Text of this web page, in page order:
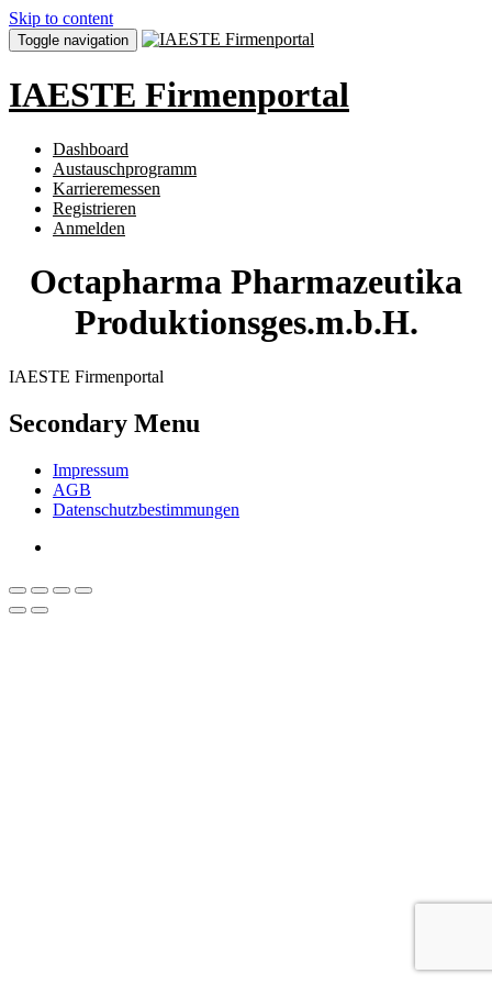
Skip to content
Toggle navigation
IAESTE Firmenportal
Dashboard
Austauschprogramm
Karrieremessen
Registrieren
Anmelden
Octapharma Pharmazeutika
Produktionsges.m.b.H.
IAESTE Firmenportal
Secondary Menu
Impressum
AGB
Datenschutzbestimmungen